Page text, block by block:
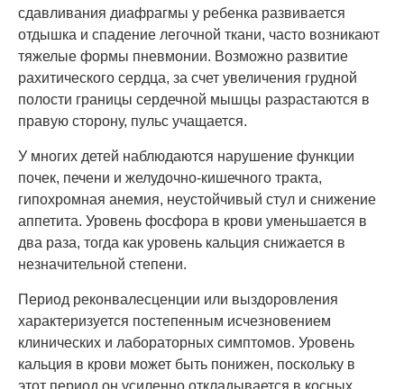
сдавливания диафрагмы у ребенка развивается
отдышка и спадение легочной ткани, часто возникают
тяжелые формы пневмонии. Возможно развитие
рахитического сердца, за счет увеличения грудной
полости границы сердечной мышцы разрастаются в
правую сторону, пульс учащается.
У многих детей наблюдаются нарушение функции
почек, печени и желудочно-кишечного тракта,
гипохромная анемия, неустойчивый стул и снижение
аппетита. Уровень фосфора в крови уменьшается в
два раза, тогда как уровень кальция снижается в
незначительной степени.
Период реконвалесценции или выздоровления
характеризуется постепенным исчезновением
клинических и лабораторных симптомов. Уровень
кальция в крови может быть понижен, поскольку в
этот период он усиленно откладывается в косных